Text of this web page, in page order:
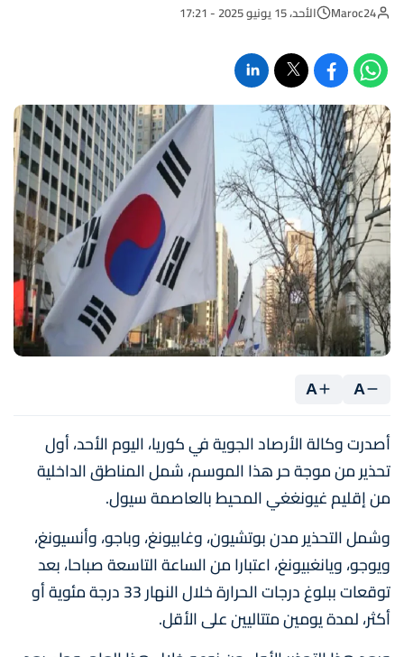
Maroc24 الأحد، 15 يونيو 2025 - 17:21
A
A
أصدرت وكالة الأرصاد الجوية في كوريا، اليوم الأحد، أول
تحذير من موجة حر هذا الموسم، شمل المناطق الداخلية
من إقليم غيونغغي المحيط بالعاصمة سيول.
وشمل التحذير مدن بوتشيون، وغابيونغ، وباجو، وأنسيونغ،
ويوجو، ويانغبيونغ، اعتبارا من الساعة التاسعة صباحا، بعد
توقعات ببلوغ درجات الحرارة خلال النهار 33 درجة مئوية أو
أكثر، لمدة يومين متتاليين على الأقل.